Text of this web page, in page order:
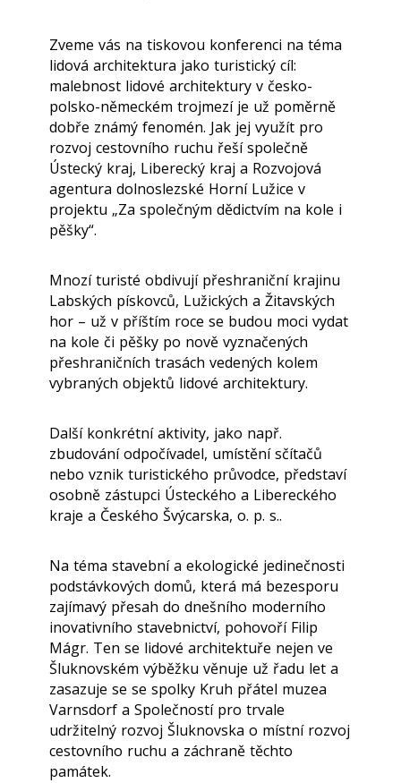
Zveme vás na tiskovou konferenci na téma
lidová architektura jako turistický cíl:
malebnost lidové architektury v česko-
polsko-německém trojmezí je už poměrně
dobře známý fenomén. Jak jej využít pro
rozvoj cestovního ruchu řeší společně
Ústecký kraj, Liberecký kraj a Rozvojová
agentura dolnoslezské Horní Lužice v
projektu „Za společným dědictvím na kole i
pěšky“.
Mnozí turisté obdivují přeshraniční krajinu
Labských pískovců, Lužických a Žitavských
hor – už v příštím roce se budou moci vydat
na kole či pěšky po nově vyznačených
přeshraničních trasách vedených kolem
vybraných objektů lidové architektury.
Další konkrétní aktivity, jako např.
zbudování odpočívadel, umístění sčítačů
nebo vznik turistického průvodce, představí
osobně zástupci Ústeckého a Libereckého
kraje a Českého Švýcarska, o. p. s..
Na téma stavební a ekologické jedinečnosti
podstávkových domů, která má bezesporu
zajímavý přesah do dnešního moderního
inovativního stavebnictví, pohovoří Filip
Mágr. Ten se lidové architektuře nejen ve
Šluknovském výběžku věnuje už řadu let a
zasazuje se se spolky Kruh přátel muzea
Varnsdorf a Společností pro trvale
udržitelný rozvoj Šluknovska o místní rozvoj
cestovního ruchu a záchraně těchto
památek.